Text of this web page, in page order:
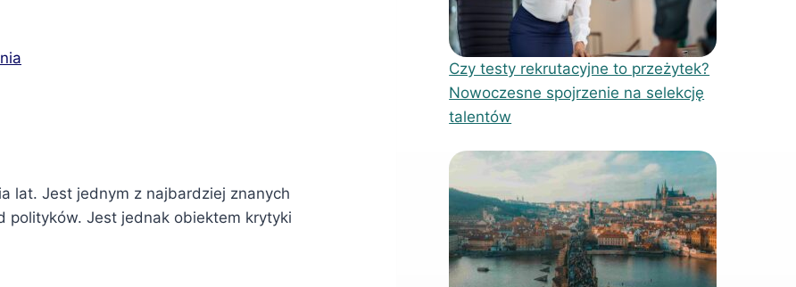
lat. Jest jednym z najbardziej znanych
polityków. Jest jednak obiektem krytyki
Czy testy rekrutacyjne to przeżytek?
Nowoczesne spojrzenie na selekcję
talentów